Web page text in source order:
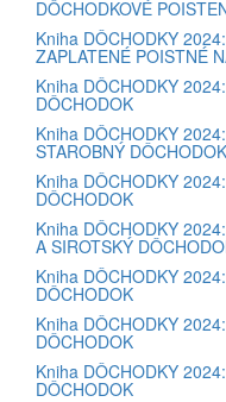
DÔCHODKOVÉ
Kniha DÔCHODKY
ZAPLATENÉ POISTNÉ
Kniha DÔCHODKY
DÔCHODOK
Kniha DÔCHODKY
STAROBNÝ DÔCHODOK
Kniha DÔCHODKY
DÔCHODOK
Kniha DÔCHODKY
A SIROTSKÝ
Kniha DÔCHODKY
DÔCHODOK
Kniha DÔCHODKY
DÔCHODOK
Kniha DÔCHODKY
DÔCHODOK